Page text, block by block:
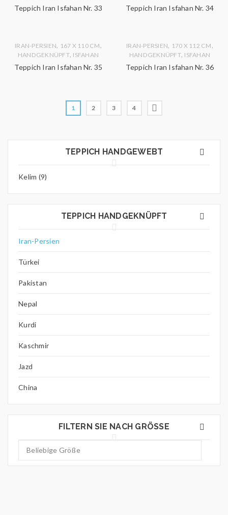
TEPPICH HANDGEWEBT
Kelim (9)
TEPPICH HANDGEKNÜPFT
Iran-Persien
Türkei
Pakistan
Nepal
Kurdi
Kaschmir
Jazd
China
FILTERN SIE NACH GRÖSSE
Teppich Iran Isfahan Nr. 33 Teppich Iran Isfahan Nr. 34
IRAN-PERSIEN, 167 X 110 CM,
HANDGEKNÜPFT, ISFAHAN
Teppich Iran Isfahan Nr. 35
IRAN-PERSIEN, 170 X 112 CM,
HANDGEKNÜPFT, ISFAHAN
Teppich Iran Isfahan Nr. 36
1 2 3 4